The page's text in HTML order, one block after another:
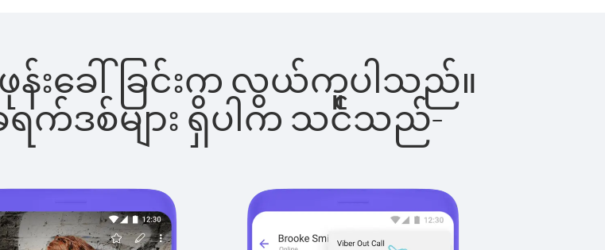
ဖုန်းခေါ်ခြင်းက လွယ်ကူပါသည်။
ရက်ဒစ်များ ရှိပါက သင်သည်-